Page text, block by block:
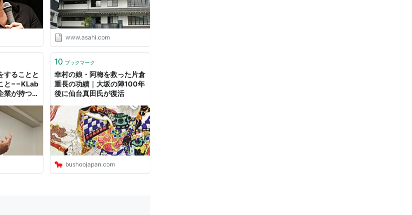
www.asahi.com
することと
と−−KLab
業が持つべ
10 ブックマーク
幸村の娘・阿梅を救った片倉
重長の功績｜大坂の陣100年
後に仙台真田氏が復活
bushoojapan.com